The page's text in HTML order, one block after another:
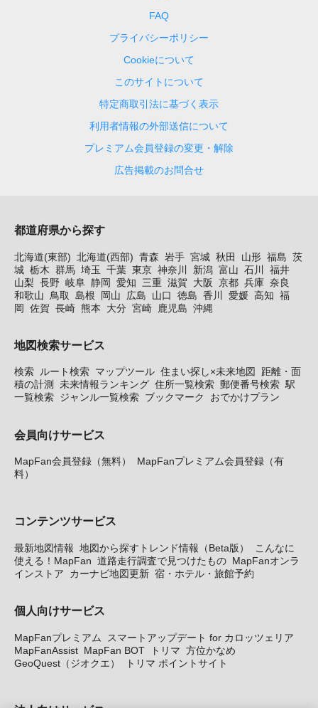
FAQ
プライバシーポリシー
Cookieについて
このサイトについて
特定商取引法に基づく表示
利用者情報の外部送信について
プレミアム会員登録の変更・解除
広告掲載のお問合せ
都道府県から探す
北海道(東部) 北海道(西部) 青森 岩手 宮城 秋田 山形 福島 茨
城 栃木 群馬 埼玉 千葉 東京 神奈川 新潟 富山 石川
福井
山梨 長野 岐阜 静岡 愛知 三重 滋賀 大阪 京都 兵庫 奈良
和歌山
鳥取 島根 岡山 広島 山口 徳島 香川 愛媛 高知 福
岡
佐賀 長崎 熊本 大分 宮崎 鹿児島 沖縄
地図検索サービス
検索 ルート検索 マップツール 住まい探し×未来地図
距離・面
積の計測
未来情報ランキング 住所一覧検索 郵便番号検索 駅
一覧検索 ジャンル一覧検索 ブックマーク おでかけプラン
会員向けサービス
MapFan会員登録（無料）
MapFanプレミアム会員登録（有
料）
コンテンツサービス
最新地図情報 地図から探すトレンド情報（Beta版）
こんなに
使える！MapFan 道路走行調査で見つけたもの MapFanオンラ
インストア
カーナビ地図更新 宿・ホテル・旅館予約
個人向けサービス
MapFanプレミアム
スマートアップデート for カロッツェリア
MapFanAssist MapFan BOT トリマ 方位かなめ
GeoQuest（ジオクエ）
トリマ ポイントサイト